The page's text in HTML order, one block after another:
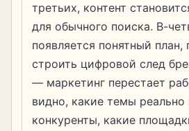
третьих, контент
для обычного поиска. В-
появляется понятный план,
строить цифровой след
— маркетинг перестает
видно, какие темы реально
конкуренты, какие